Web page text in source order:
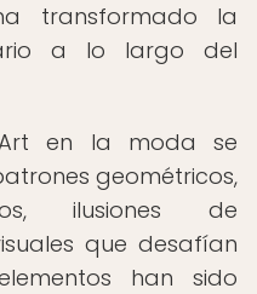
transformado la
a lo largo del
en la moda se
geométricos,
ilusiones de
que desafían
han sido